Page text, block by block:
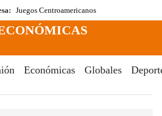
Juegos Centroamericanos
Económicas Globales